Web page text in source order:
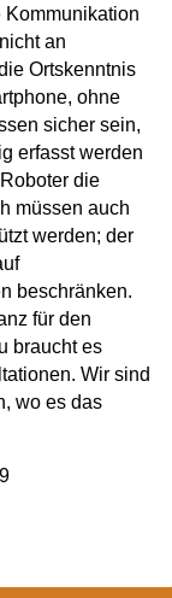
an
Ortskenntnis
ohne
sicher sein,
erfasst werden
die
müssen auch
werden; der
beschränken.
für den
braucht es
Wir sind
wo es das